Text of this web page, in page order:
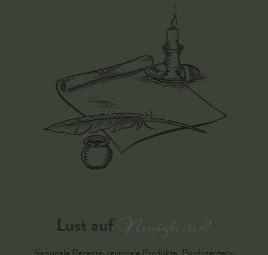
Lust aufNeuigkeiten?